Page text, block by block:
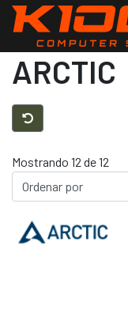
ARCTIC
Mostrando 12 de 12